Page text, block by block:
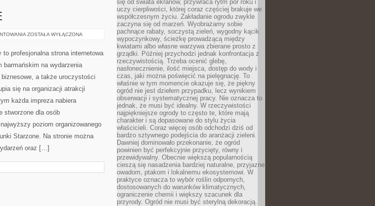
SZAMPANY
MUSUJĄCE
ZOSTAŁA WYŁĄCZONA
to profesjonalna strona internetowa
barmańskim na wydarzenia
a także uroczystości
się na organizacji atrakcji
każda impreza nabiera
stworzone dla osób
poziom organizowanego
Starzone. Na stronie można
oraz […]
się od świata ekranów, przywraca rytm pór roku i
uczy cierpliwości, której coraz częściej brakuje we
współczesnym życiu. Zakładanie ogrodu zwykle
zaczyna się od marzeń. Wyobrażamy sobie
pachnące rabaty, soczystą zieleń, wygodny kącik
wypoczynkowy, ścieżkę prowadzącą między
kwiatami albo własne warzywa zbierane prosto z
grządki. Później przychodzi jednak konfrontacja z
rzeczywistością. Trzeba ocenić glebę,
nasłonecznienie, ilość miejsca, dostęp do wody i
czas, jaki można poświęcić na pielęgnację. To
właśnie w tym momencie okazuje się, że piękny
ogród nie jest dziełem przypadku, lecz wynikiem
obserwacji i systematycznej pracy. Nie oznacza to
jednak, że musi być idealny. W rzeczywistości
najpiękniejsze ogrody to często te, które mają
charakter i są dopasowane do stylu życia
właścicieli. Coraz więcej osób odchodzi dziś od
bardzo sztywnego podejścia do aranżacji zieleni.
Dawniej dominowało przekonanie, że ogród
powinien być perfekcyjnie przycięty, równy i
przewidywalny. Obecnie większą popularnością
cieszą się nasadzenia bardziej naturalne, przyjazne
owadom, ptakom i lokalnemu ekosystemowi. W
praktyce oznacza to wybór roślin odpornych,
dostosowanych do warunków klimatycznych,
ograniczenie chemii i większy szacunek dla
przyrody. Ogród nie musi być sterylną dekoracją.